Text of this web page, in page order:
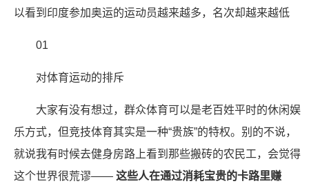
以看到印度参加奥运的运动员越来越多，名次却越来越低
01
对体育运动的排斥
大家有没有想过，群众体育可以是老百姓平时的休闲娱
乐方式，但竞技体育其实是一种“贵族”的特权。别的不说，
就说我有时候去健身房路上看到那些搬砖的农民工，会觉得
这个世界很荒谬—— 这些人在通过消耗宝贵的卡路里赚